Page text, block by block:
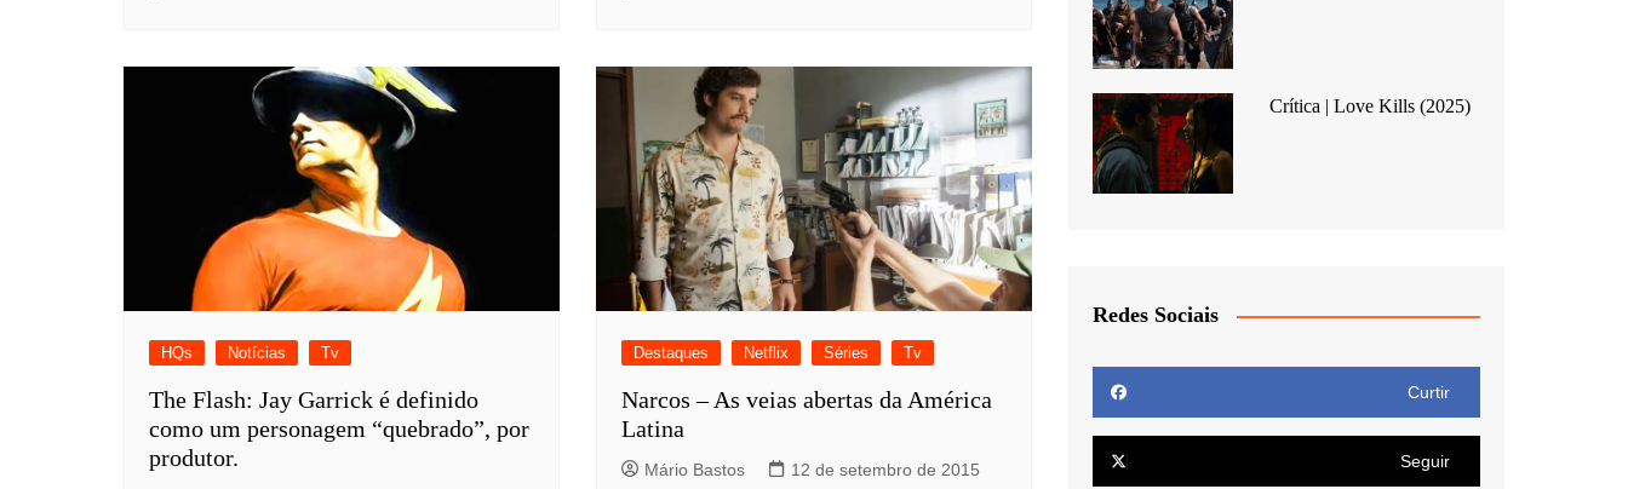
HQs Notícias Tv
The Flash: Jay Garrick é definido
como um personagem “quebrado”, por
produtor.
Destaques Netflix Séries Tv
Narcos – As veias abertas da América
Latina
Mário Bastos 12 de setembro de 2015
Crítica | Love Kills (2025)
Redes Sociais
Curtir
Seguir